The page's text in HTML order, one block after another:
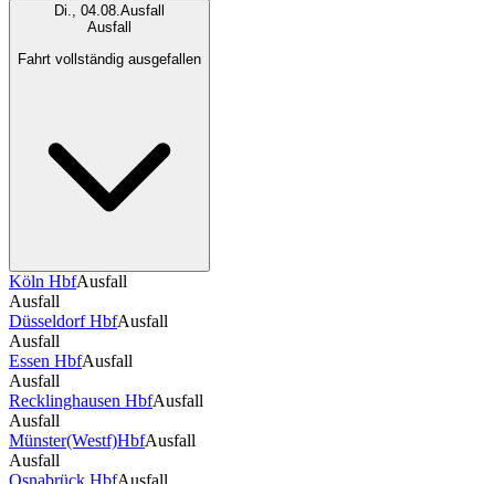
Di., 04.08.Ausfall
Ausfall
Fahrt vollständig ausgefallen
Köln HbfAusfall
Ausfall
Düsseldorf HbfAusfall
Ausfall
Essen HbfAusfall
Ausfall
Recklinghausen HbfAusfall
Ausfall
Münster(Westf)HbfAusfall
Ausfall
Osnabrück HbfAusfall